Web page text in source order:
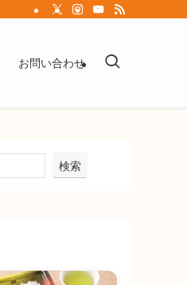
お問い合わせ
検索